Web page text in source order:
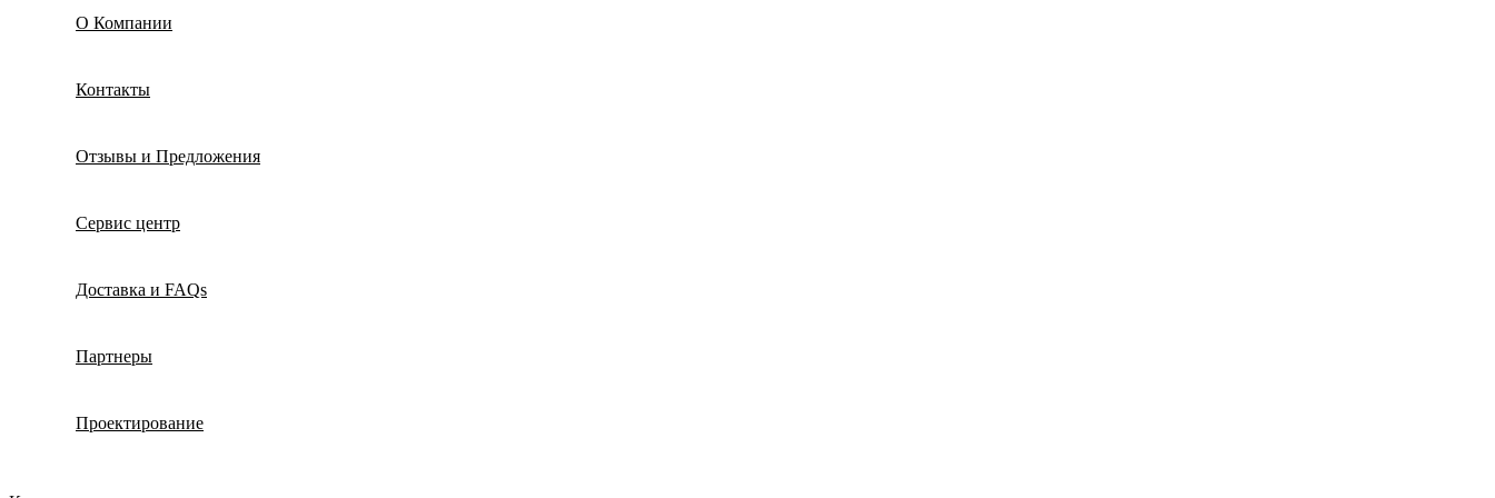
О Компании
Контакты
Отзывы и Предложения
Сервис центр
Доставка и FAQs
Партнеры
Проектирование